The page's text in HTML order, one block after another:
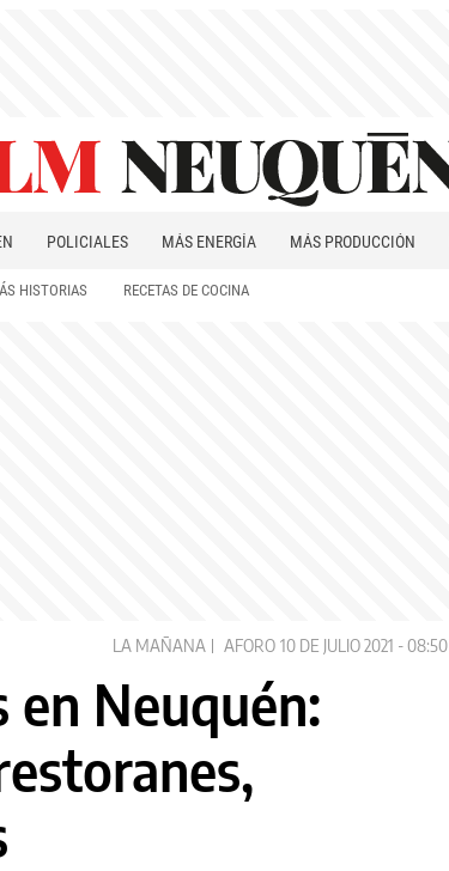
POLICIALES MÁS ENERGÍA MÁS PRODUCCIÓN
HISTORIAS RECETAS DE COCINA
LA MAÑANA AFORO 10 DE JULIO 2021 - 08:50
en Neuquén: